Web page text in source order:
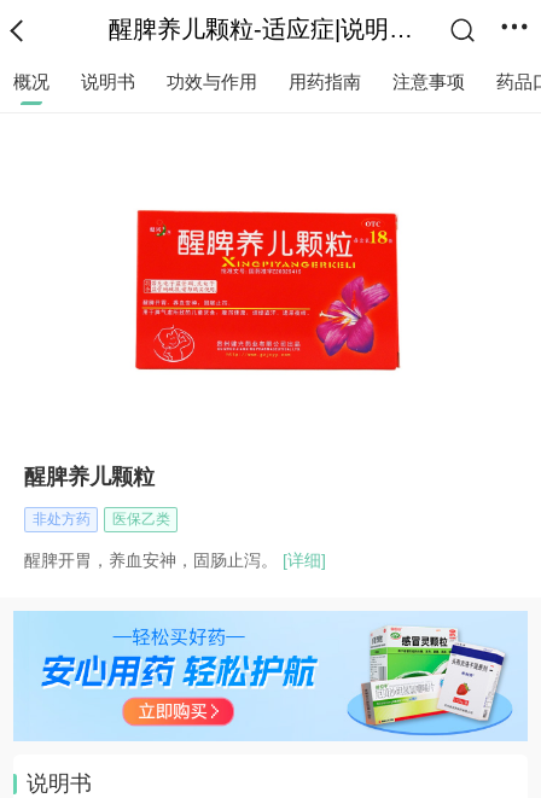
醒脾养儿颗粒-适应症|说明书|功效作用-复禾医药
概况 说明书 功效与作用 用药指南 注意事项 药品
醒脾养儿颗粒
非处方药 医保乙类
醒脾开胃，养血安神，固肠止泻。 [详细]
说明书